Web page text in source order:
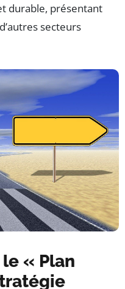
durable, présentant
secteurs
« Plan